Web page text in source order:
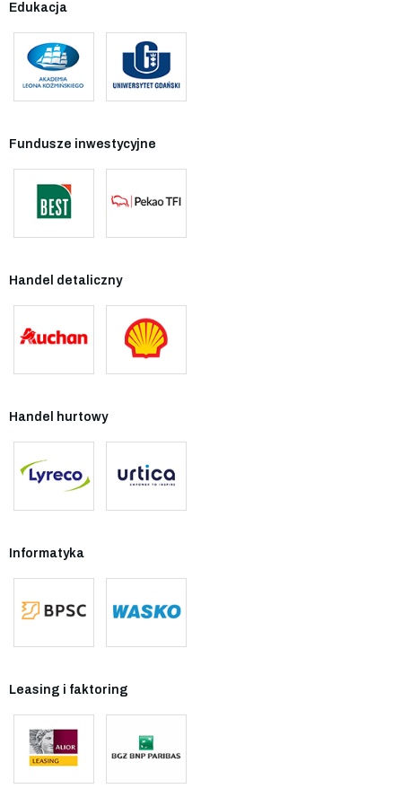
Edukacja
Fundusze inwestycyjne
Handel detaliczny
Handel hurtowy
Informatyka
Leasing i faktoring